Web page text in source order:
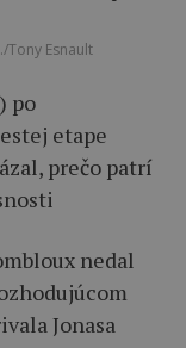
Tony Esnault
po
etape
prečo patrí
nedal
Jonasa